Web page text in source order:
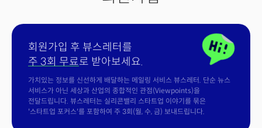
회원가입 후 뷰스레터를
주 3회 무료로 받아보세요.
가치있는 정보를 신선하게 배달하는 메일링 서비스 뷰스레터. 단순 뉴스
서비스가 아닌 세상과 산업의 종합적인 관점(Viewpoints)을
전달드립니다. 뷰스레터는 실리콘밸리 스타트업 이야기를 묶은
'스타트업 포커스'를 포함하여 주 3회(월, 수, 금) 보내드립니다.